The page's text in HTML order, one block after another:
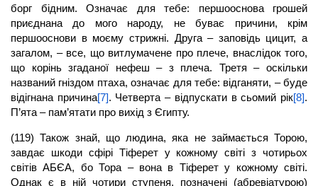
борг бідним. Означає для тебе: першооснова грошей
приєднана до мого народу, не буває причини, крім
першооснови в моєму стрижні. Друга – заповідь цицит, а
загалом, – все, що витлумачене про плече, внаслідок того,
що корінь згаданої нефеш – з плеча. Третя – оскільки
названий гніздом птаха, означає для тебе: відганяти, – буде
відігнана причина[7]. Четверта – відпускати в сьомий рік[8].
П’ята – пам’ятати про вихід з Єгипту.
(119) Також знай, що людина, яка не займається Торою,
завдає шкоди сфірі Тіферет у кожному світі з чотирьох
світів АБЄА, бо Тора – вона в Тіферет у кожному світі.
Однак є в ній чотири ступеня, позначені (абревіатурою)